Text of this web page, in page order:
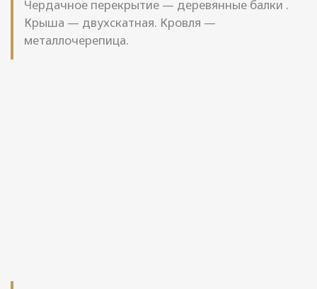
Чердачное перекрытие — деревянные балки .
Крыша — двухскатная. Кровля —
металлочерепица.